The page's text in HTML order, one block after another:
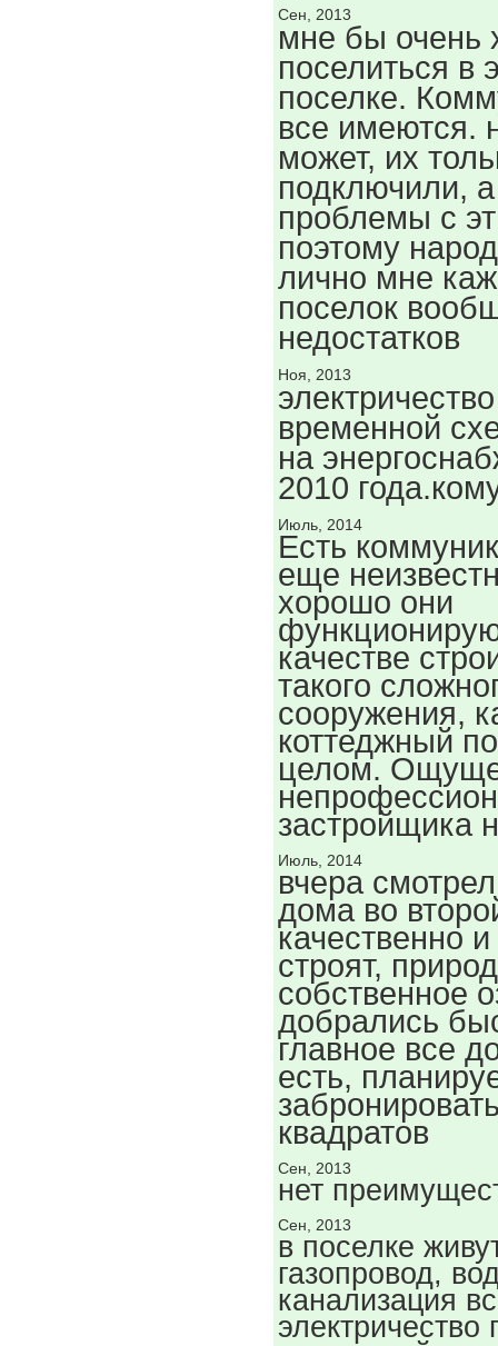
Сен, 2013
мне бы очень
поселиться в
поселке.
все имеются.
может, их
подключили,
проблемы с
поэтому
лично мне
поселок
недостатков
Ноя, 2013
временной
на
2010
Июль, 2014
Есть
еще
хорошо они
качестве
такого
сооружения,
коттеджный
целом.
застройщика
Июль, 2014
вчера
дома во
качественно
строят,
собственное
добрались
главное все
есть,
квадратов
Сен, 2013
нет
Сен, 2013
в поселке
газопровод,
канализация
электричество